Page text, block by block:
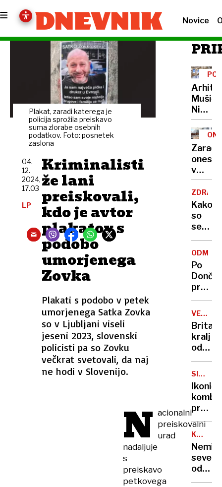
Novice
Plakat, zaradi katerega je
policija sprožila preiskavo
suma zlorabe osebnih
podatkov. Foto: posnetek
zaslona
Kriminalisti
že lani
preiskovali,
kdo je avtor
plakatov s
podobo
umorjenega
Zovka
Plakati s podobo v petek
umorjenega Satka Zovka
so v Ljubljani viseli
jeseni 2023, slovenski
policisti pa so Zovku
večkrat svetovali, da naj
ne hodi v Slovenijo.
04.
12.
2024,
17.03
LP
N acionalni
preiskovalni
urad
nadaljuje
s
preiskavo
petkovega
Mušič:
Nikoli
nisem
da je
to v
moji
Zaradi
v
delu
voda
Kako
so
se
cilji
vlade
Po
Karma
je
psica,
Nico
pa
njen
sin
VELIKA
kralj
zaradi
raka
SIMBOL
kombi
75.
rojstni
dan
Nemir
od
ZDA